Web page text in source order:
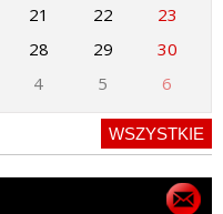
21 22
23
28 29
30
4 5 6
WSZYSTKIE